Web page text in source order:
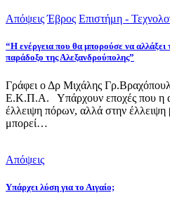
Απόψεις Έβρος Επιστήμη -
“Η ενέργεια που θα μπορούσε να αλλάξει
παράδοξο της Αλεξανδρούπολης”
Γράφει ο Δρ Μιχάλης
Ε.Κ.Π.Α. Υπάρχουν εποχές που η
έλλειψη πόρων, αλλά στην έλλειψη
μπορεί…
Απόψεις
Υπάρχει λύση για το Αιγαίο;